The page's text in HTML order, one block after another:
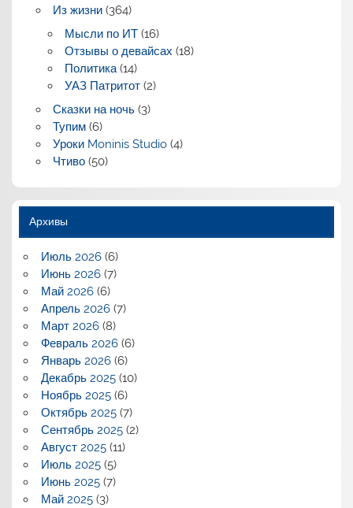
Из жизни(364)
Мысли по ИТ(16)
Отзывы о девайсах (18)
Политика(14)
УАЗ Патритот(2)
Сказки на ночь(3)
Тупим(6)
Уроки Moninis Studio(4)
Чтиво(50)
Архивы
Июль 2026(6)
Июнь 2026(7)
Май 2026(6)
Апрель 2026(7)
Март 2026(8)
Февраль 2026(6)
Январь 2026(6)
Декабрь 2025(10)
Ноябрь 2025(6)
Октябрь 2025(7)
Сентябрь 2025(2)
Август 2025(11)
Июль 2025(5)
Июнь 2025(7)
Май 2025(3)